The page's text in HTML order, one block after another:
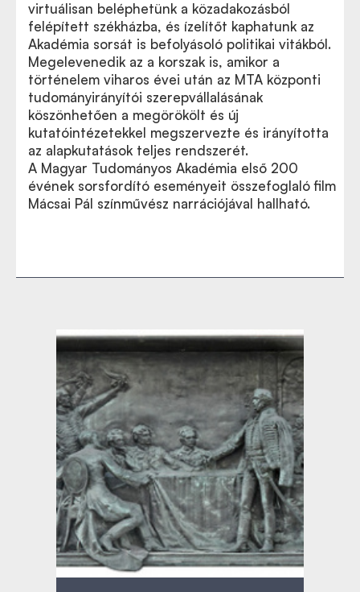
virtuálisan beléphetünk a közadakozásból
felépített székházba, és ízelítőt kaphatunk az
Akadémia sorsát is befolyásoló politikai vitákból.
Megelevenedik az a korszak is, amikor a
történelem viharos évei után az MTA központi
tudományirányítói szerepvállalásának
köszönhetően a megörökölt és új
kutatóintézetekkel megszervezte és irányította
az alapkutatások teljes rendszerét.
A Magyar Tudományos Akadémia első 200
évének sorsfordító eseményeit összefoglaló film
Mácsai Pál színművész narrációjával hallható.